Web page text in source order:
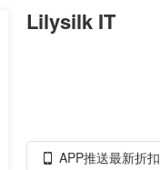
Lilysilk IT
APP推送最新折扣